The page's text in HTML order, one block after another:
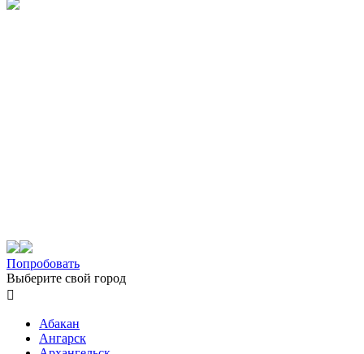
Попробовать
Выберите свой город

Абакан
Ангарск